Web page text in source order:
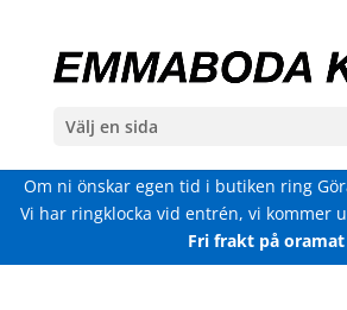
Välj en sida
Om ni önskar egen tid i butiken ring
Vi har ringklocka vid entrén, vi kommer
Fri frakt på oramat